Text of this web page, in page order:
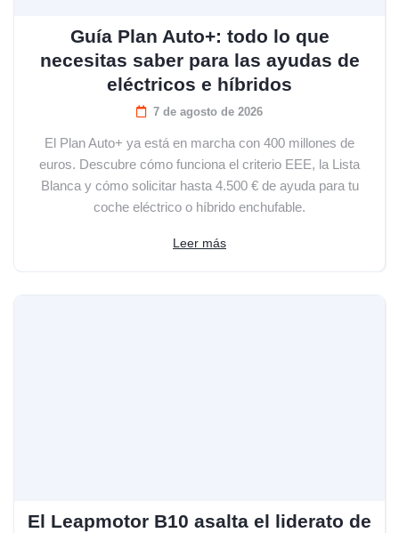
Guía Plan Auto+: todo lo que
necesitas saber para las ayudas de
eléctricos e híbridos
7 de agosto de 2026
El Plan Auto+ ya está en marcha con 400 millones de
euros. Descubre cómo funciona el criterio EEE, la Lista
Blanca y cómo solicitar hasta 4.500 € de ayuda para tu
coche eléctrico o híbrido enchufable.
Leer más
El Leapmotor B10 asalta el liderato de